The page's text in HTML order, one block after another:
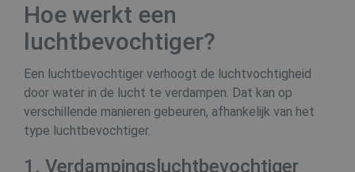
Hoe werkt een
luchtbevochtiger?
Een luchtbevochtiger verhoogt de luchtvochtigheid
door water in de lucht te verdampen. Dat kan op
verschillende manieren gebeuren, afhankelijk van het
type luchtbevochtiger.
1. Verdampingsluchtbevochtiger